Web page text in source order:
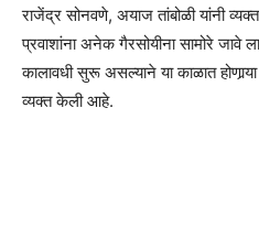
राजेंद्र सोनवणे, अयाज तांबोळी यांनी
प्रवाशांना अनेक गैरसोयीना सामोरे जावे
कालावधी सुरू असल्याने या काळात होणार्‍या
व्यक्त केली आहे.